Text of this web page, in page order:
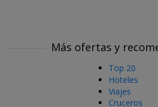
Más ofertas y
Top 20
Hoteles
Viajes
Cruceros